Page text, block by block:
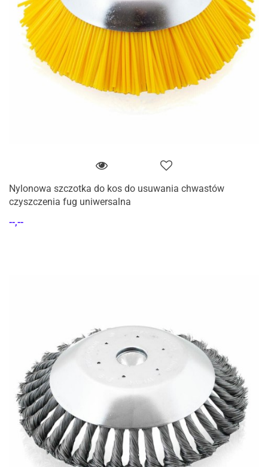
Nylonowa szczotka do kos do usuwania chwastów
czyszczenia fug uniwersalna
--,--